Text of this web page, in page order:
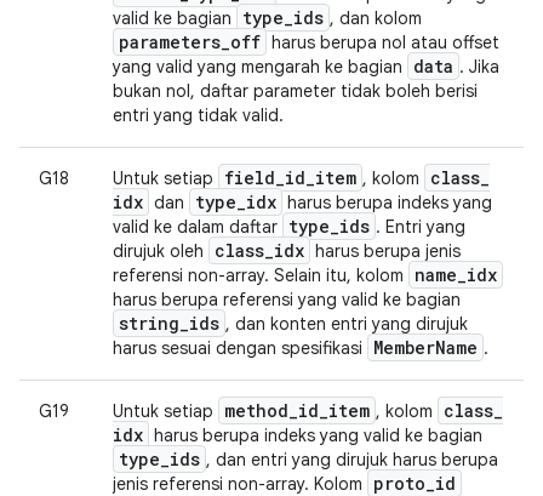
valid ke bagian
type_ids , dan kolom
parameters_off harus berupa nol atau offset
yang valid yang mengarah ke bagian
data . Jika
bukan nol, daftar parameter tidak boleh berisi
entri yang tidak valid.
G18 Untuk setiap field_id_item , kolom class_
idx dan type_idx harus berupa indeks yang
valid ke dalam daftar type_ids . Entri yang
dirujuk oleh
class_idx harus berupa jenis
referensi non-array. Selain itu, kolom
name_idx
harus berupa referensi yang valid ke bagian
string_ids , dan konten entri yang dirujuk
harus sesuai dengan spesifikasi
MemberName .
G19 Untuk setiap method_id_item , kolom class_
idx harus berupa indeks yang valid ke bagian
type_ids , dan entri yang dirujuk harus berupa
jenis referensi non-array. Kolom
proto_id